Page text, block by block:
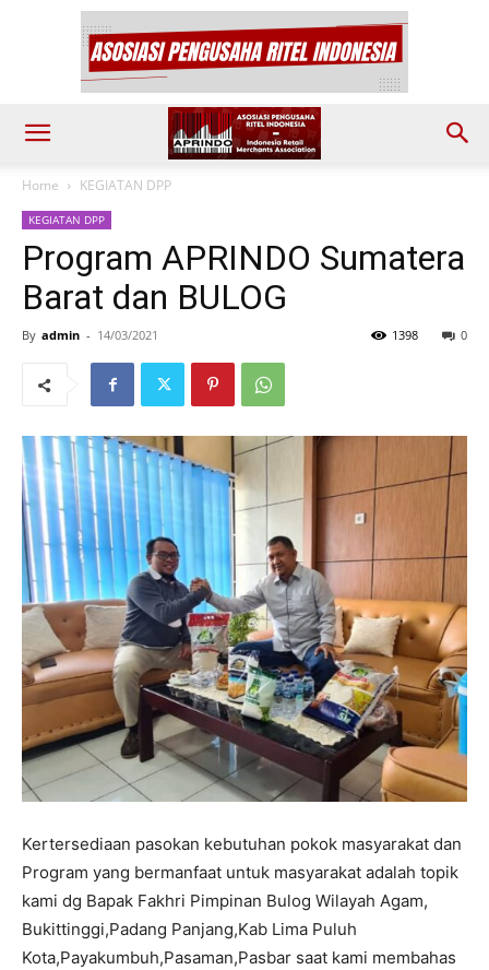
Home KEGIATAN DPP
KEGIATAN DPP
Program APRINDO Sumatera
Barat dan BULOG
By admin - 14/03/2021 0
1398
Kertersediaan pasokan kebutuhan pokok masyarakat dan
Program yang bermanfaat untuk masyarakat adalah topik
kami dg Bapak Fakhri Pimpinan Bulog Wilayah Agam,
Bukittinggi,Padang Panjang,Kab Lima Puluh
Kota,Payakumbuh,Pasaman,Pasbar saat kami membahas